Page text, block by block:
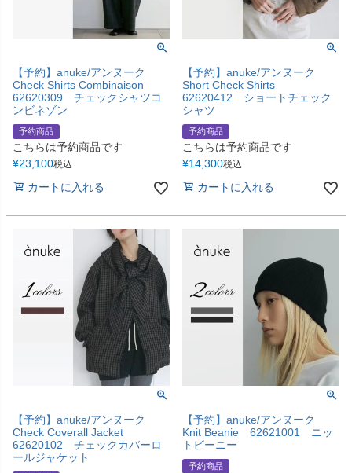
【予約】anuke/アンヌーク
Check Shirts Combinaison
62620309 チェックシャツコ
ンビネゾン
予約商品
こちらは予約商品です
¥23,100税込
カートに入れる
【予約】anuke/アンヌーク
Short Check Shirts
62620412 ショートチェック
シャツ
予約商品
こちらは予約商品です
¥14,300税込
カートに入れる
【予約】anuke/アンヌーク
Check Coverall Jacket
62620102 チェックカバーロ
ールジャケット
【予約】anuke/アンヌーク
Knit Beanie 62621001 ニッ
トビーニー
予約商品